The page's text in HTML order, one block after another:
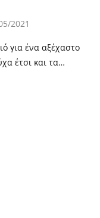
2021
για ένα αξέχαστο
έτσι και τα…